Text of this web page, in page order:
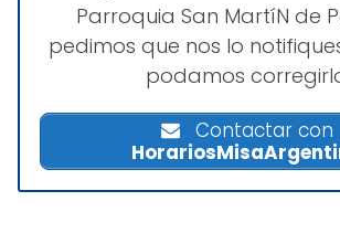
Parroquia San Martí­N de
pedimos que nos lo
podamos
Contactar con